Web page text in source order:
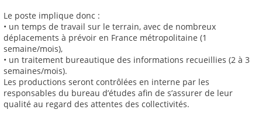
Le poste implique donc :
• un temps de travail sur le terrain, avec de nombreux
déplacements à prévoir en France métropolitaine (1
semaine/mois),
• un traitement bureautique des informations recueillies (2 à 3
semaines/mois).
Les productions seront contrôlées en interne par les
responsables du bureau d’études afin de s’assurer de leur
qualité au regard des attentes des collectivités.